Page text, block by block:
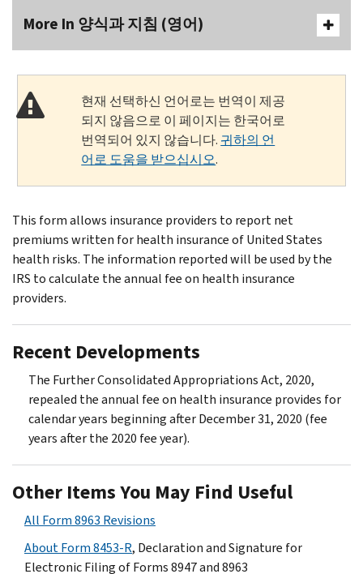
More In 양식과 지침 (영어)
현재 선택하신 언어로는 번역이 제공
되지 않음으로 이 페이지는 한국어로
번역되어 있지 않습니다. 귀하의 언
어로 도움을 받으십시오.
This form allows insurance providers to report net
premiums written for health insurance of United States
health risks. The information reported will be used by the
IRS to calculate the annual fee on health insurance
providers.
Recent Developments
The Further Consolidated Appropriations Act, 2020,
repealed the annual fee on health insurance provides for
calendar years beginning after December 31, 2020 (fee
years after the 2020 fee year).
Other Items You May Find Useful
All Form 8963 Revisions
About Form 8453-R, Declaration and Signature for
Electronic Filing of Forms 8947 and 8963